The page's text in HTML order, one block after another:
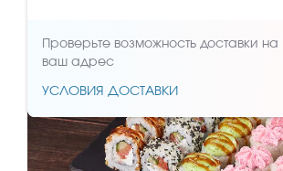
Проверьте возможность доставки на
ваш адрес
УСЛОВИЯ ДОСТАВКИ